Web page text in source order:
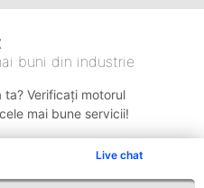
Live chat
buni din industrie
ta? Verificați motorul
mai bune servicii!